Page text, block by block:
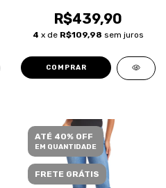
R$439,90
4 x de R$109,98 sem juros
COMPRAR
ATÉ 40% OFF
EM QUANTIDADE
FRETE GRÁTIS